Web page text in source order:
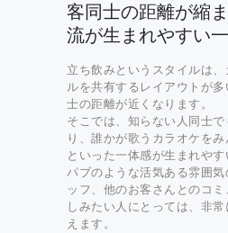
客同士の距離が縮
流が生まれやすい
立ち飲みというスタイルは
ルを共有するレイアウトが
士の距離が近くなります。
そこでは、知らない人同士
り、誰かが歌うカラオケを
といった一体感が生まれやす
パブのような活気ある雰囲
ッフ、他のお客さんとのコ
しみたい人にとっては、非
えます。